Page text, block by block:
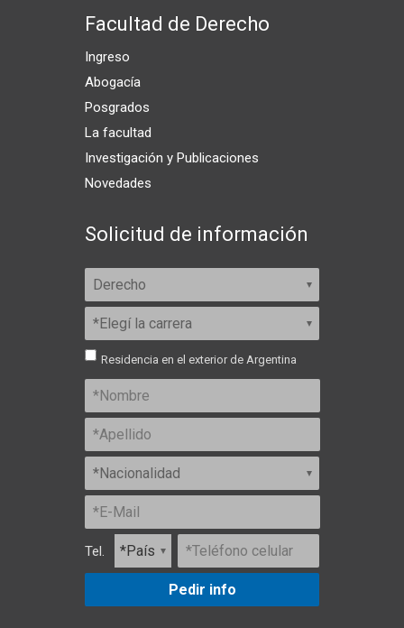
Facultad de Derecho
Ingreso
Abogacía
Posgrados
La facultad
Investigación y Publicaciones
Novedades
Solicitud de información
Residencia en el exterior de Argentina
Tel.
Pedir info